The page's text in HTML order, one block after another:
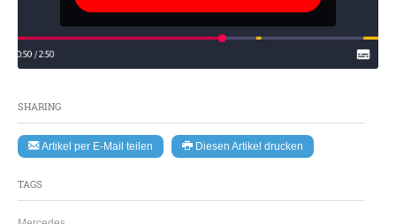
SHARING
Artikel per E-Mail teilen Diesen Artikel drucken
TAGS